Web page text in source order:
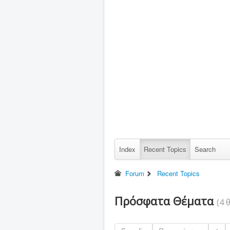
Index Recent Topics Search
Forum Recent Topics
Πρόσφατα Θέματα (4